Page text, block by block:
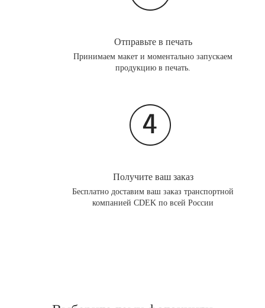
Отправьте в печать
Принимаем макет и моментально запускаем
продукцию в печать.
Получите ваш заказ
Бесплатно доставим ваш заказ транспортной
компанией CDEK по всей России